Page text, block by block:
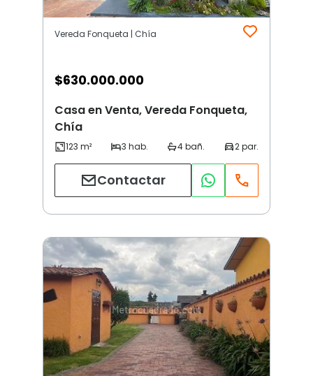
Vereda Fonqueta | Chía
$630.000.000
Casa en Venta, Vereda Fonqueta,
Chía
Contactar